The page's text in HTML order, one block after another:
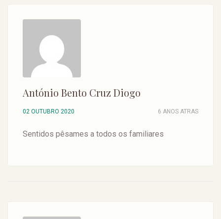
António Bento Cruz Diogo
02 OUTUBRO 2020 6 ANOS ATRAS
Sentidos pêsames a todos os familiares